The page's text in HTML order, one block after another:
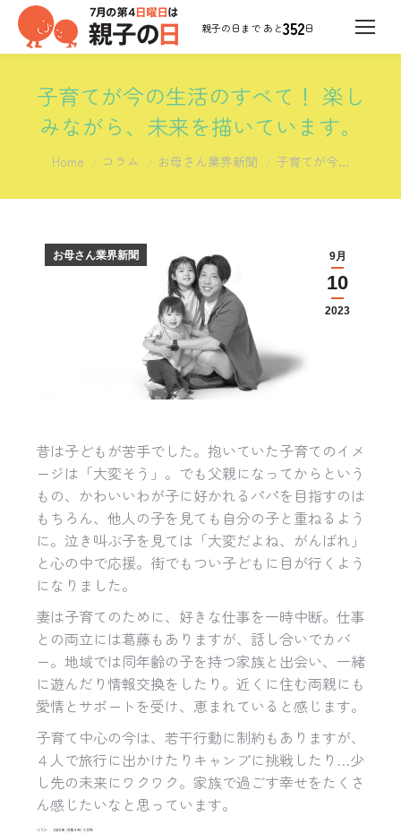
352日
子育てが今の生活のすべて！ 楽し
みながら、未来を描いています。
You are here:
Home コラム お母さん業界新聞 子育てが今…
9月
10
2023
お母さん業界新聞
昔は子どもが苦手でした。抱いていた子育てのイメ
ージは「大変そう」。でも父親になってからという
もの、かわいいわが子に好かれるパパを目指すのは
もちろん、他人の子を見ても自分の子と重ねるよう
に。泣き叫ぶ子を見ては「大変だよね、がんばれ」
と心の中で応援。街でもつい子どもに目が行くよう
になりました。
妻は子育てのために、好きな仕事を一時中断。仕事
との両立には葛藤もありますが、話し合いでカバ
ー。地域では同年齢の子を持つ家族と出会い、一緒
に遊んだり情報交換をしたり。近くに住む両親にも
愛情とサポートを受け、恵まれていると感じます。
子育て中心の今は、若干行動に制約もありますが、
４人で旅行に出かけたりキャンプに挑戦したり …少
し先の未来にワクワク。家族で過ごす幸せをたくさ
ん感じたいなと思っています。